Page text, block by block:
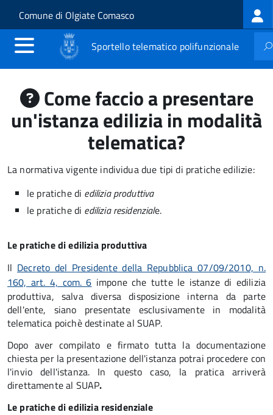
Salta al contenuto principale
Skip to site navigation
Comune di Olgiate Comasco
Sportello telematico polifunzionale
Come faccio a presentare
un'istanza edilizia in modalità
telematica?
La normativa vigente individua due tipi di pratiche edilizie:
le pratiche di edilizia produttiva
le pratiche di edilizia residenziale.
Le pratiche di edilizia produttiva
Il Decreto del Presidente della Repubblica 07/09/2010, n.
160, art. 4, com. 6 impone che tutte le istanze di edilizia
produttiva, salva diversa disposizione interna da parte
dell'ente, siano presentate esclusivamente in modalità
telematica poichè destinate al SUAP.
Dopo aver compilato e firmato tutta la documentazione
chiesta per la presentazione dell'istanza potrai procedere con
l'invio dell'istanza. In questo caso, la pratica arriverà
direttamente al SUAP.
Le pratiche di edilizia residenziale